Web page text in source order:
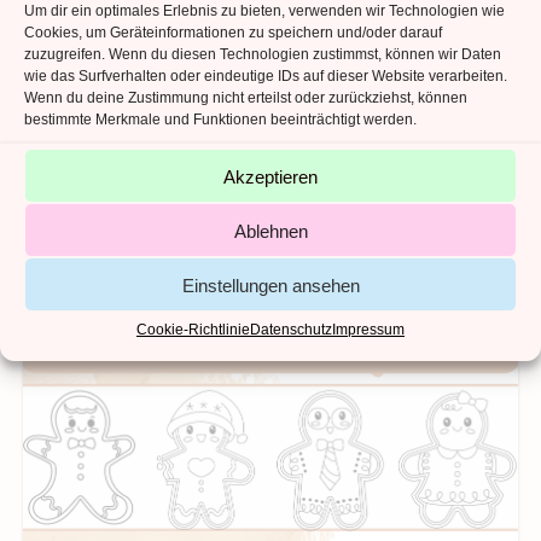
Um dir ein optimales Erlebnis zu bieten, verwenden wir Technologien wie
Cookies, um Geräteinformationen zu speichern und/oder darauf
zuzugreifen. Wenn du diesen Technologien zustimmst, können wir Daten
wie das Surfverhalten oder eindeutige IDs auf dieser Website verarbeiten.
Wenn du deine Zustimmung nicht erteilst oder zurückziehst, können
bestimmte Merkmale und Funktionen beeinträchtigt werden.
Akzeptieren
Ablehnen
Einstellungen ansehen
Cookie-RichtlinieDatenschutzImpressum
DATEITYPEN
pdf
SPRACHE
de
Ähnliche Produkte